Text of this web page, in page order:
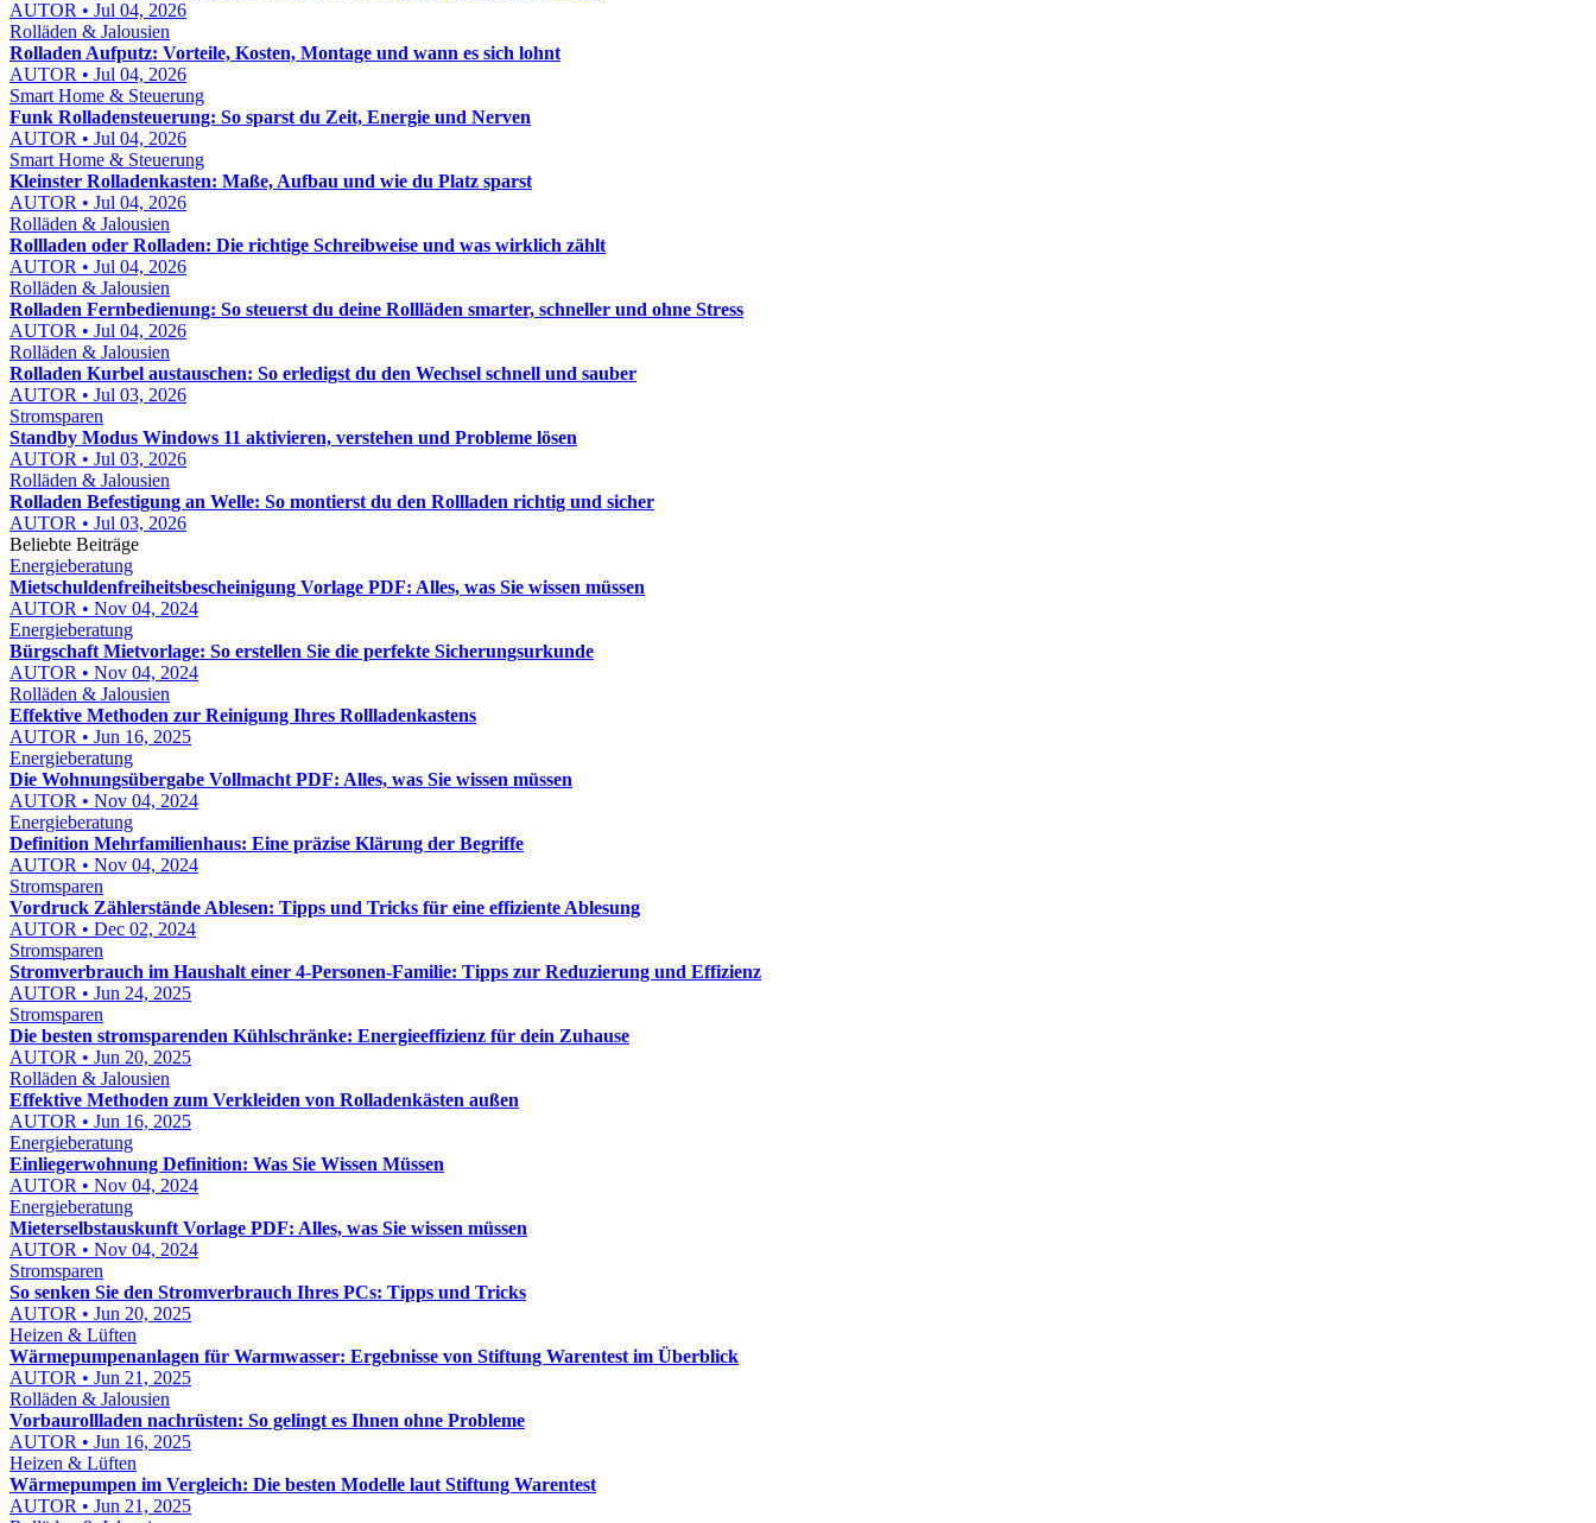
AUTOR • Jul 04, 2026
Rolläden & Jalousien
Rolladen Aufputz: Vorteile, Kosten, Montage und wann es sich lohnt
AUTOR • Jul 04, 2026
Smart Home & Steuerung
Funk Rolladensteuerung: So sparst du Zeit, Energie und Nerven
AUTOR • Jul 04, 2026
Smart Home & Steuerung
Kleinster Rolladenkasten: Maße, Aufbau und wie du Platz sparst
AUTOR • Jul 04, 2026
Rolläden & Jalousien
Rollladen oder Rolladen: Die richtige Schreibweise und was wirklich zählt
AUTOR • Jul 04, 2026
Rolläden & Jalousien
Rolladen Fernbedienung: So steuerst du deine Rollläden smarter, schneller und ohne Stress
AUTOR • Jul 04, 2026
Rolläden & Jalousien
Rolladen Kurbel austauschen: So erledigst du den Wechsel schnell und sauber
AUTOR • Jul 03, 2026
Stromsparen
Standby Modus Windows 11 aktivieren, verstehen und Probleme lösen
AUTOR • Jul 03, 2026
Rolläden & Jalousien
Rolladen Befestigung an Welle: So montierst du den Rollladen richtig und sicher
AUTOR • Jul 03, 2026
Beliebte Beiträge
Energieberatung
Mietschuldenfreiheitsbescheinigung Vorlage PDF: Alles, was Sie wissen müssen
AUTOR • Nov 04, 2024
Energieberatung
Bürgschaft Mietvorlage: So erstellen Sie die perfekte Sicherungsurkunde
AUTOR • Nov 04, 2024
Rolläden & Jalousien
Effektive Methoden zur Reinigung Ihres Rollladenkastens
AUTOR • Jun 16, 2025
Energieberatung
Die Wohnungsübergabe Vollmacht PDF: Alles, was Sie wissen müssen
AUTOR • Nov 04, 2024
Energieberatung
Definition Mehrfamilienhaus: Eine präzise Klärung der Begriffe
AUTOR • Nov 04, 2024
Stromsparen
Vordruck Zählerstände Ablesen: Tipps und Tricks für eine effiziente Ablesung
AUTOR • Dec 02, 2024
Stromsparen
Stromverbrauch im Haushalt einer 4-Personen-Familie: Tipps zur Reduzierung und Effizienz
AUTOR • Jun 24, 2025
Stromsparen
Die besten stromsparenden Kühlschränke: Energieeffizienz für dein Zuhause
AUTOR • Jun 20, 2025
Rolläden & Jalousien
Effektive Methoden zum Verkleiden von Rolladenkästen außen
AUTOR • Jun 16, 2025
Energieberatung
Einliegerwohnung Definition: Was Sie Wissen Müssen
AUTOR • Nov 04, 2024
Energieberatung
Mieterselbstauskunft Vorlage PDF: Alles, was Sie wissen müssen
AUTOR • Nov 04, 2024
Stromsparen
So senken Sie den Stromverbrauch Ihres PCs: Tipps und Tricks
AUTOR • Jun 20, 2025
Heizen & Lüften
Wärmepumpenanlagen für Warmwasser: Ergebnisse von Stiftung Warentest im Überblick
AUTOR • Jun 21, 2025
Rolläden & Jalousien
Vorbaurollladen nachrüsten: So gelingt es Ihnen ohne Probleme
AUTOR • Jun 16, 2025
Heizen & Lüften
Wärmepumpen im Vergleich: Die besten Modelle laut Stiftung Warentest
AUTOR • Jun 21, 2025